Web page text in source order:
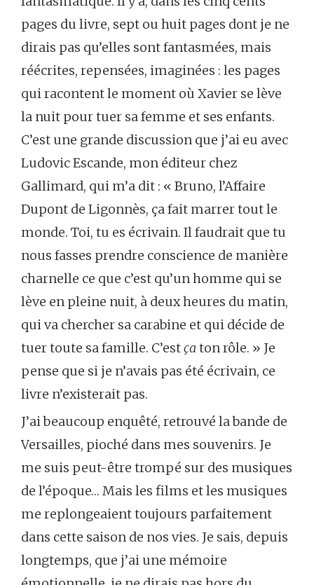
pages du livre, sept ou huit pages dont je ne
dirais pas qu’elles sont fantasmées, mais
réécrites, repensées, imaginées : les pages
qui racontent le moment où Xavier se lève
la nuit pour tuer sa femme et ses enfants.
C’est une grande discussion que j’ai eu avec
Ludovic Escande, mon éditeur chez
Gallimard, qui m’a dit : « Bruno, l’Affaire
Dupont de Ligonnès, ça fait marrer tout le
monde. Toi, tu es écrivain. Il faudrait que tu
nous fasses prendre conscience de manière
charnelle ce que c’est qu’un homme qui se
lève en pleine nuit, à deux heures du matin,
qui va chercher sa carabine et qui décide de
tuer toute sa famille. C’estça ton rôle. » Je
pense que si je n’avais pas été écrivain, ce
livre n’existerait pas.
J’ai beaucoup enquêté, retrouvé la bande de
Versailles, pioché dans mes souvenirs. Je
me suis peut-être trompé sur des musiques
de l’époque… Mais les films et les musiques
me replongeaient toujours parfaitement
dans cette saison de nos vies. Je sais, depuis
longtemps, que j’ai une mémoire